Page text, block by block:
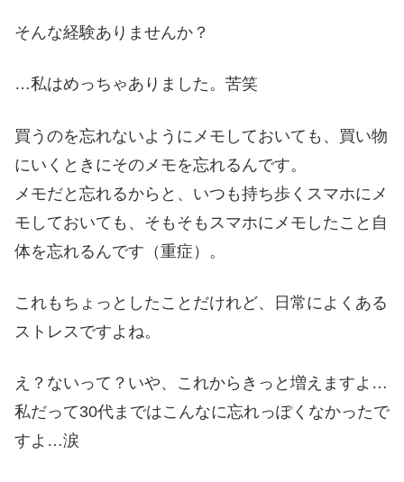
そんな経験ありませんか？
…私はめっちゃありました。苦笑
買うのを忘れないようにメモしておいても、買い物
にいくときにそのメモを忘れるんです。
メモだと忘れるからと、いつも持ち歩くスマホにメ
モしておいても、そもそもスマホにメモしたこと自
体を忘れるんです（重症）。
これもちょっとしたことだけれど、日常によくある
ストレスですよね。
え？ないって？いや、これからきっと増えますよ…
私だって30代まではこんなに忘れっぽくなかったで
すよ…涙